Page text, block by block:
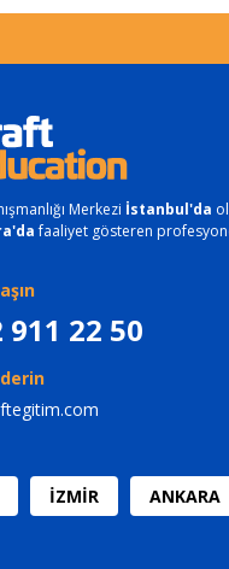
Merkezi İstanbul'da
faaliyet gösteren
911 22 50
İZMİR ANKARA